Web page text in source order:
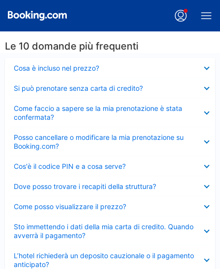
Le 10 domande più frequenti
Cosa è incluso nel prezzo?
chiuso
Si può prenotare senza carta di credito?
chiuso
Come faccio a sapere se la mia prenotazione è stata
confermata?
chiuso
Posso cancellare o modificare la mia prenotazione su
Booking.com?
chiuso
Cos'è il codice PIN e a cosa serve?
chiuso
Dove posso trovare i recapiti della struttura?
chiuso
Come posso visualizzare il prezzo?
chiuso
Sto immettendo i dati della mia carta di credito. Quando
avverrà il pagamento?
chiuso
L’hotel richiederà un deposito cauzionale o il pagamento
anticipato?
chiuso